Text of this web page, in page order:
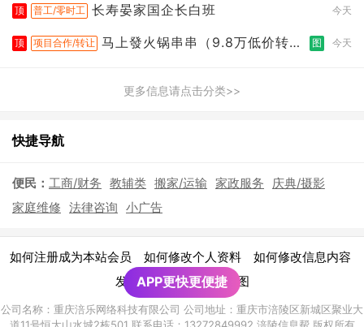
顶 普工/零时工 长寿晏家国企长白班 今天
顶 项目合作/转让 马上發火锅串串（9.8万低价转
图 今天
更多信息请点击分类>>
快捷导航
便民： 工商/财务 教辅类 搬家/运输 家政服务
庆典/摄影
家庭维修 法律咨询 小广告
如何注册成为本站会员 如何修改个人资料 如何修改信息内容
发布广告须知 | 网站地图
公司名称：重庆涪乐网络科技有限公司 公司地址：重庆市涪陵区新城区聚业大
APP更快更便捷